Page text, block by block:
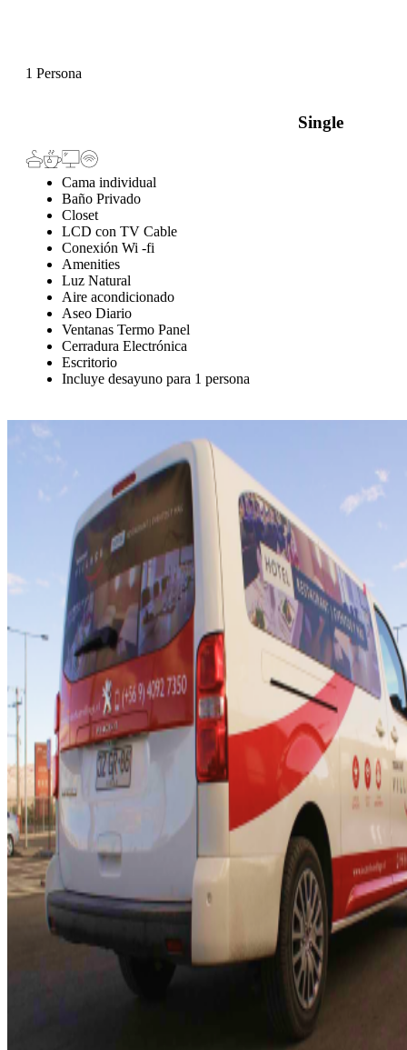
1 Persona
Single
Cama individual
Baño Privado
Closet
LCD con TV Cable
Conexión Wi -fi
Amenities
Luz Natural
Aire acondicionado
Aseo Diario
Ventanas Termo Panel
Cerradura Electrónica
Escritorio
Incluye desayuno para 1 persona